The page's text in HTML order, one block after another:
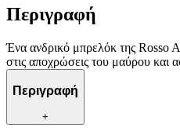
Περιγραφή
Ένα ανδρικό μπρελόκ της Rosso
στις αποχρώσεις του μαύρου και
Περιγραφή
+